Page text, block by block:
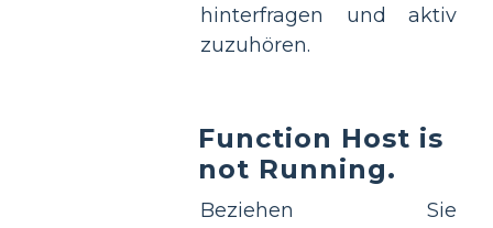
hinterfragen und aktiv
zuzuhören.
Function Host is
not Running.
Beziehen Sie